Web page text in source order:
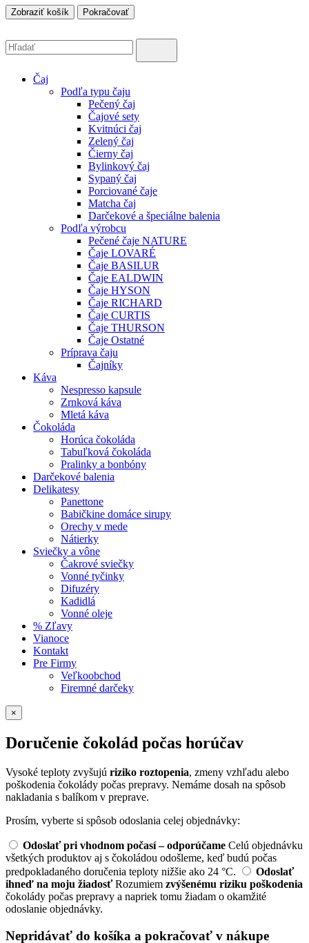
Zobraziť košík Pokračovať
Čaj
Podľa typu čaju
Pečený čaj
Čajové sety
Kvitnúci čaj
Zelený čaj
Čierny čaj
Bylinkový čaj
Sypaný čaj
Porciované čaje
Matcha čaj
Darčekové a špeciálne balenia
Podľa výrobcu
Pečené čaje NATURE
Čaje LOVARÉ
Čaje BASILUR
Čaje EALDWIN
Čaje HYSON
Čaje RICHARD
Čaje CURTIS
Čaje THURSON
Čaje Ostatné
Príprava čaju
Čajníky
Káva
Nespresso kapsule
Zrnková káva
Mletá káva
Čokoláda
Horúca čokoláda
Tabuľková čokoláda
Pralinky a bonbóny
Darčekové balenia
Delikatesy
Panettone
Babičkine domáce sirupy
Orechy v mede
Nátierky
Sviečky a vône
Čakrové sviečky
Vonné tyčinky
Difuzéry
Kadidlá
Vonné oleje
% Zľavy
Vianoce
Kontakt
Pre Firmy
Veľkoobchod
Firemné darčeky
×
Doručenie čokolád počas horúčav
Vysoké teploty zvyšujú riziko roztopenia, zmeny vzhľadu alebo
poškodenia čokolády počas prepravy. Nemáme dosah na spôsob
nakladania s balíkom v preprave.
Prosím, vyberte si spôsob odoslania celej objednávky:
Odoslať pri vhodnom počasí – odporúčame Celú objednávku
všetkých produktov aj s čokoládou odošleme, keď budú počas
predpokladaného doručenia teploty nižšie ako 24 °C.
Odoslať
ihneď na moju žiadosť Rozumiem zvýšenému riziku poškodenia
čokolády počas prepravy a napriek tomu žiadam o okamžité
odoslanie objednávky.
Nepridávať do košíka a pokračovať v nákupe